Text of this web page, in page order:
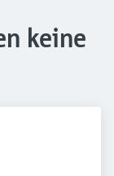
keine